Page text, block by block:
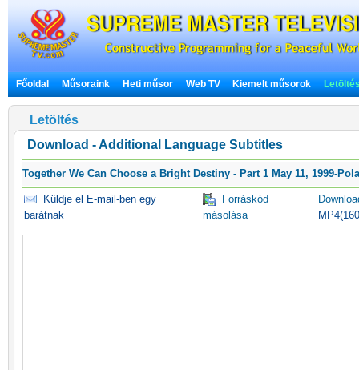
Főoldal Műsoraink Heti műsor Web TV Kiemelt műsorok
Letöltés
Download - Additional Language Subtitles
Together We Can Choose a Bright Destiny - Part 1 May 11, 1999-
Küldje el E-mail-ben egy
barátnak
Forráskód
másolása